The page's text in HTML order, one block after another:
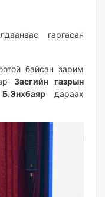
гаргасан
байсан зарим
Засгийн газрын
дараах